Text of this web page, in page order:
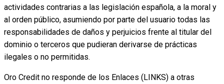
actividades contrarias a las legislación española, a la moral y
al orden público, asumiendo por parte del usuario todas las
responsabilidades de daños y perjuicios frente al titular del
dominio o terceros que pudieran derivarse de prácticas
ilegales o no permitidas.
Oro Credit no responde de los Enlaces (LINKS) a otras